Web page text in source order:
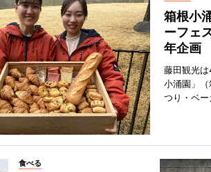
箱根小
ーフェ
年企画
藤田観光
小涌園」
つり・ベー
食べる